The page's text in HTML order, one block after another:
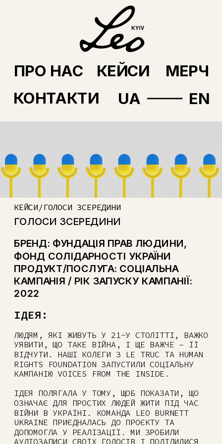
ПРО НАС МЕРЧ
КЕЙСИ
КОНТАКТИ EN
UA
КЕЙСИ/ГОЛОСИ ЗСЕРЕДИНИ
ГОЛОСИ ЗСЕРЕДИНИ
БРЕНД: ФУНДАЦІЯ ПРАВ ЛЮДИНИ,
ФОНД СОЛІДАРНОСТІ УКРАЇНИ
ПРОДУКТ/ПОСЛУГА: СОЦІАЛЬНА
КАМПАНІЯ / РІК ЗАПУСКУ КАМПАНІЇ:
2022
ІДЕЯ:
ЛЮДЯМ, ЯКІ ЖИВУТЬ У 21-У СТОЛІТТІ, ВАЖКО
УЯВИТИ, ЩО ТАКЕ ВІЙНА, І ЩЕ ВАЖЧЕ – ЇЇ
ВІДЧУТИ. НАШІ КОЛЕГИ З LE TRUC ТА HUMAN
RIGHTS FOUNDATION ЗАПУСТИЛИ СОЦІАЛЬНУ
КАМПАНІЮ VOICES FROM THE INSIDE.
ІДЕЯ ПОЛЯГАЛА У ТОМУ, ЩОБ ПОКАЗАТИ, ЩО
ОЗНАЧАЄ ДЛЯ ПРОСТИХ ЛЮДЕЙ ЖИТИ ПІД ЧАС
ВІЙНИ В УКРАЇНІ. КОМАНДА LEO BURNETT
UKRAINE ПРИЄДНАЛАСЬ ДО ПРОЄКТУ ТА
ДОПОМОГЛА У РЕАЛІЗАЦІЇ. МИ ЗРОБИЛИ
АУДІОЗАПИСИ СВОЇХ ГОЛОСІВ І ПОДІЛИЛИСЯ